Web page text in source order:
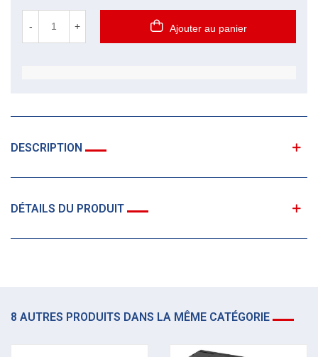
- + Ajouter au panier
DESCRIPTION
DÉTAILS DU PRODUIT
8 AUTRES PRODUITS DANS LA MÊME CATÉGORIE